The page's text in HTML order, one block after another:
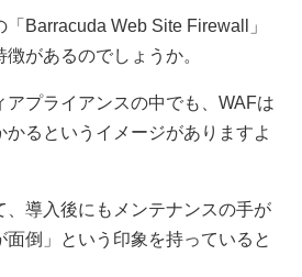
Barracuda Web Site Firewall」
があるのでしょうか。
プライアンスの中でも、WAFは
るというイメージがありますよ
導入後にもメンテナンスの手が
倒」という印象を持っていると